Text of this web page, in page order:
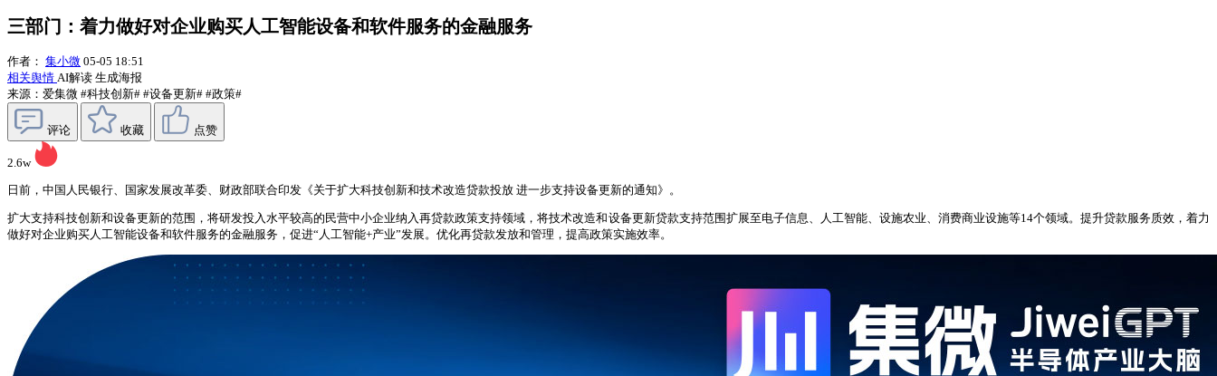
三部门：着力做好对企业购买人工智能设备和软件服务的金融服务
作者： 集小微 05-05 18:51
相关舆情 AI解读 生成海报
来源：爱集微 #科技创新# #设备更新# #政策#
评论 收藏 点赞
2.6w
日前，中国人民银行、国家发展改革委、财政部联合印发《关于扩大科技创新和技术改造贷款投放 进一步支持设备更新的通知》。
扩大支持科技创新和设备更新的范围，将研发投入水平较高的民营中小企业纳入再贷款政策支持领域，将技术改造和设备更新贷款支持范围扩展至电子信息、人工智能、设施农业、消费商业设施等14个领域。提升贷款服务质效，着力
做好对企业购买人工智能设备和软件服务的金融服务，促进“人工智能+产业”发展。优化再贷款发放和管理，提高政策实施效率。